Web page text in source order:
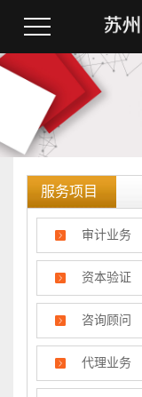
服务项目
审计业务
资本验证
咨询顾问
代理业务